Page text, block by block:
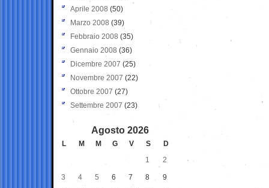
Aprile 2008 (50)
Marzo 2008 (39)
Febbraio 2008 (35)
Gennaio 2008 (36)
Dicembre 2007 (25)
Novembre 2007 (22)
Ottobre 2007 (27)
Settembre 2007 (23)
Agosto 2026
L M M G V S
D
1
2
3 4 5 6 7 8 9